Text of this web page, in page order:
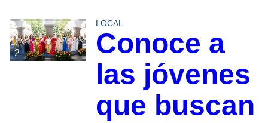
2
LOCAL
Conoce a
las jóvenes
que buscan